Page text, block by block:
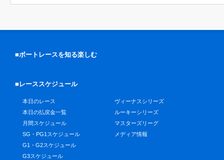
■ボートレースを知る楽しむ
■レーススケジュール
本日のレース
本日の払戻金一覧
月間スケジュール
SG・PG1スケジュール
G1・G2スケジュール
G3スケジュール
ヴィーナスシリーズ
ルーキーシリーズ
マスターズリーグ
メディア情報